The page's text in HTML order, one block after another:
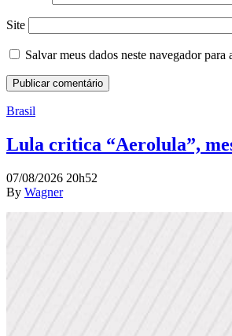
Site
Salvar meus dados neste navegador
Brasil
Lula critica “Aerolula”,
07/08/2026 20h52
By Wagner